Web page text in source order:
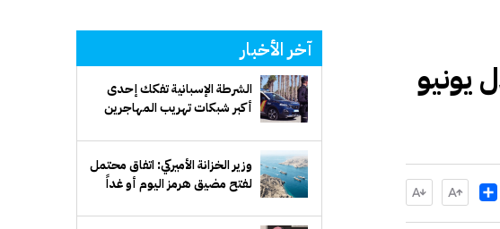
Share
آخر الأخبار
الشرطة الإسبانية تفكك إحدى
أكبر شبكات تهريب المهاجرين
وزير الخزانة الأميركي: اتفاق محتمل
لفتح مضيق هرمز اليوم أو غداً